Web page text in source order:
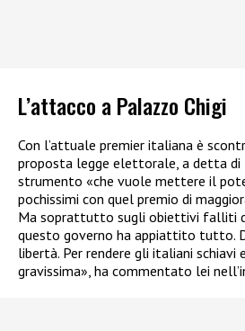
L’attacco a Palazzo Chigi
Con l’attuale premier italiana è
proposta legge elettorale, a detta di
strumento «che vuole mettere il
pochissimi con quel premio di
Ma soprattutto sugli obiettivi falliti
questo governo ha appiattito tutto.
libertà. Per rendere gli italiani schiavi
gravissima», ha commentato lei